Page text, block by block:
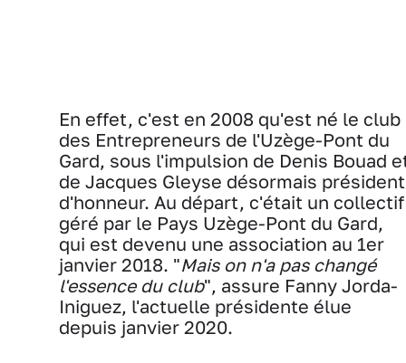
En effet, c'est en 2008 qu'est né le club
des Entrepreneurs de l'Uzège-Pont du
Gard, sous l'impulsion de Denis Bouad
de Jacques Gleyse désormais président
d'honneur. Au départ, c'était un collectif
géré par le Pays Uzège-Pont du Gard,
qui est devenu une association au 1er
janvier 2018. "Mais on n'a pas changé
l'essence du club", assure Fanny Jorda-
Iniguez, l'actuelle présidente élue
depuis janvier 2020.